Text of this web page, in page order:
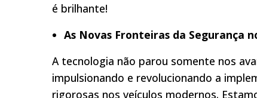
é brilhante!
As Novas Fronteiras da Segurança
A tecnologia não parou somente nos
impulsionando e revolucionando a
rigorosas nos veículos modernos.